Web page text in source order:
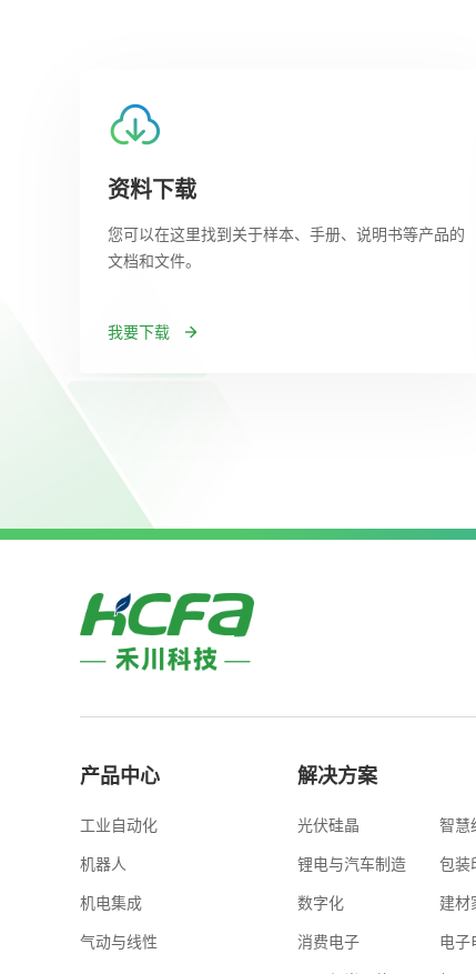
资料下载
您可以在这里找到关于样本、手册、说明书等产品的
文档和文件。
我要下载
产品中心
工业自动化
机器人
机电集成
气动与线性
解决方案
光伏硅晶
锂电与汽车制造
数字化
消费电子
智慧
包装
建材
电子